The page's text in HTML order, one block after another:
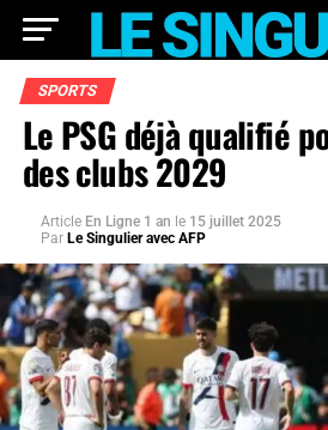
SPORTS
Le PSG déjà qualifié
des clubs 2029
Article En Ligne 1 an le 15 juillet 2025
Par Le Singulier avec AFP